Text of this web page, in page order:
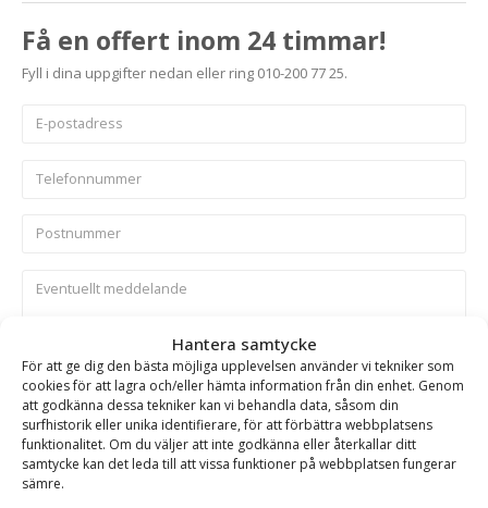
Hantera samtycke
För att ge dig den bästa möjliga upplevelsen använder vi tekniker som
cookies för att lagra och/eller hämta information från din enhet. Genom
att godkänna dessa tekniker kan vi behandla data, såsom din
surfhistorik eller unika identifierare, för att förbättra webbplatsens
funktionalitet. Om du väljer att inte godkänna eller återkallar ditt
samtycke kan det leda till att vissa funktioner på webbplatsen fungerar
sämre.
Få en offert inom 24 timmar!
Fyll i dina uppgifter nedan eller ring 010-200 77 25.
Skicka
Se alla produkter inom samma kategori
Lastskopor Lastskopor på kampanj